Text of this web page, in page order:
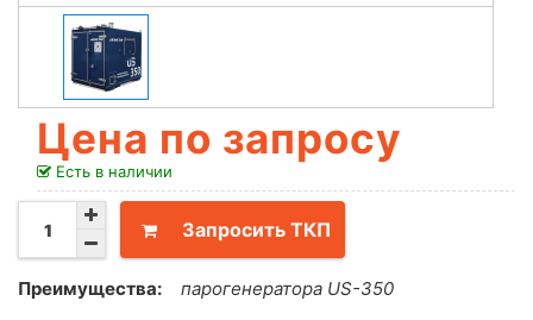
Цена по запросу
Есть в наличии
Запросить ТКП
Преимущества:
парогенератора US-350